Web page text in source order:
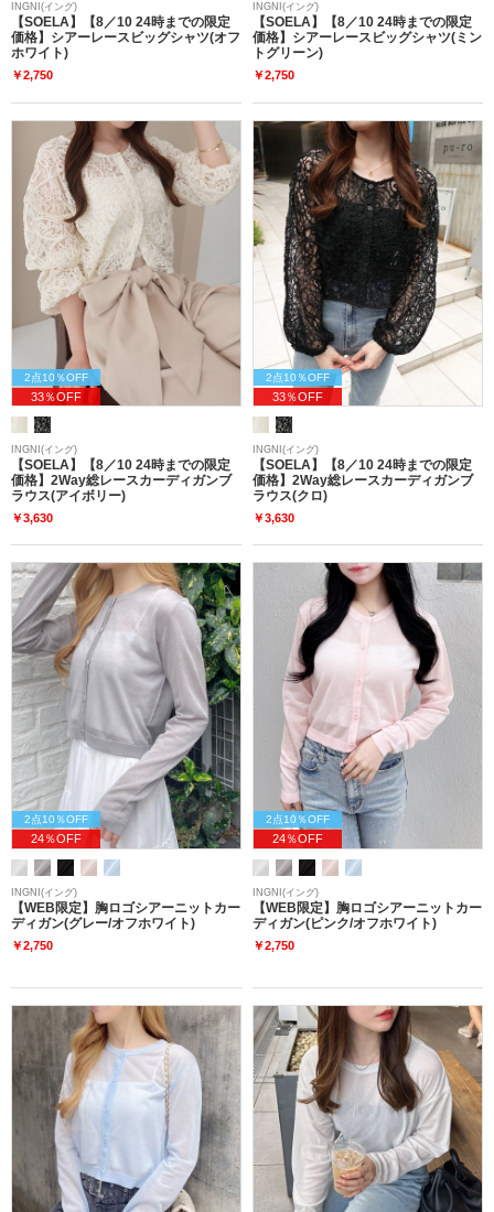
INGNI(イング)
【SOELA】【8／10 24時までの限定
価格】シアーレースビッグシャツ(オフ
ホワイト)
￥2,750
INGNI(イング)
【SOELA】【8／10 24時までの限定
価格】シアーレースビッグシャツ(ミン
トグリーン)
￥2,750
2点10％OFF
33％OFF
INGNI(イング)
【SOELA】【8／10 24時までの限定
価格】2Way総レースカーディガンブ
ラウス(アイボリー)
￥3,630
2点10％OFF
33％OFF
INGNI(イング)
【SOELA】【8／10 24時までの限定
価格】2Way総レースカーディガンブ
ラウス(クロ)
￥3,630
2点10％OFF
24％OFF
INGNI(イング)
【WEB限定】胸ロゴシアーニットカー
ディガン(グレー/オフホワイト)
￥2,750
2点10％OFF
24％OFF
INGNI(イング)
【WEB限定】胸ロゴシアーニットカー
ディガン(ピンク/オフホワイト)
￥2,750